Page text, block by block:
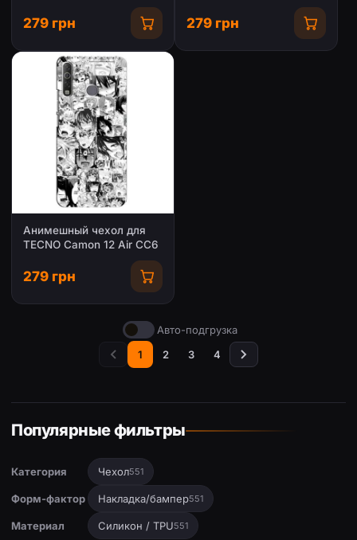
279 грн 279 грн
Анимешный чехол для
TECNO Camon 12 Air CC6
279 грн
Авто-подгрузка
1
2 3 4
Популярные фильтры
Категория Чехол551
Форм-фактор Накладка/бампер551
Материал Силикон / TPU551